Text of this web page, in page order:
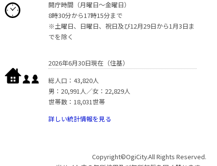
開庁時間（月曜日〜金曜日）
8時30分から17時15分まで
※土曜日、日曜日、祝日及び12月29日から1月3日ま
でを除く
2026年6月30日現在（住基）
総人口：43,820人
男：20,991人／女：22,829人
世帯数：18,031世帯
詳しい統計情報を見る
Copyright©OgiCity.All Rights Reserved.